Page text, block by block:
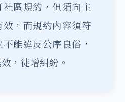
區規約，但須向主
，而規約內容須符
能違反公序良俗，
，徒增糾紛。